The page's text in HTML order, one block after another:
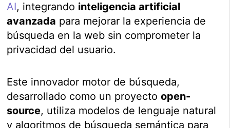
AI, integrando inteligencia artificial
avanzada para mejorar la experiencia de
búsqueda en la web sin comprometer la
privacidad del usuario.
Este innovador motor de búsqueda,
desarrollado como un proyectoopen-
source, utiliza modelos de lenguaje natural
y algoritmos de búsqueda semántica para